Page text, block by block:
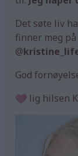
Det søte liv
finner meg på
@
God
lig hilsen